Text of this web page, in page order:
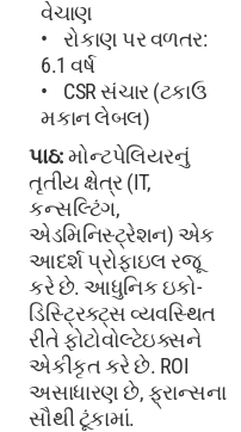
વેચાણ
રોકાણ પર વળતર:
6.1 વર્ષ
CSR સંચાર (ટકાઉ
મકાન લેબલ)
પાઠ:મોન્ટપેલિયરનું
તૃતીય ક્ષેત્ર (IT,
કન્સલ્ટિંગ,
એડમિનિસ્ટ્રેશન) એક
આદર્શ પ્રોફાઇલ રજૂ
કરે છે. આધુનિક ઇકો-
ડિસ્ટ્રિક્ટ્સ વ્યવસ્થિત
રીતે ફોટોવોલ્ટેઇક્સને
એકીકૃત કરે છે. ROI
અસાધારણ છે, ફ્રાન્સના
સૌથી ટૂંકામાં.